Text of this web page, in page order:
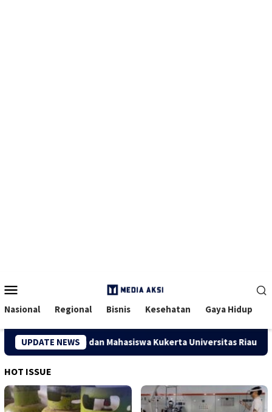
Mobile
Nasional Regional Bisnis Kesehatan Gaya Hidup
UPDATE NEWS
Kuapan, Dosen dan Mahasiswa Kukerta Universitas Riau
HOT ISSUE